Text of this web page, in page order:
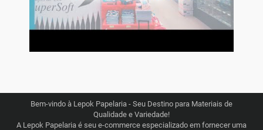
Bem-vindo à Lepok Papelaria - Seu Destino para Materiais de
Qualidade e Variedade!
A Lepok Papelaria é seu e-commerce especializado em fornecer uma